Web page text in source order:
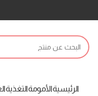
الرئيسيةالأمومةالتغذية